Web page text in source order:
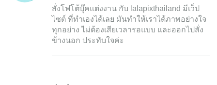
สั่งโฟโต้บุ๊คแต่งงาน กับ lalapixthailand มีเว็ป
ไซต์ ที่ทำเองได้เลย มันทำให้เราได้ภาพอย่างใจ
ทุกอย่าง ไม่ต้องเสียเวลารอแบบ และออกไปสั่ง
ข้างนอก ประทับใจค่ะ